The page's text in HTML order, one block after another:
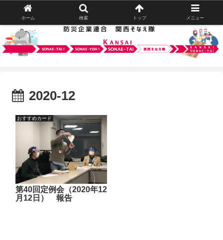
2020-12
おすすめカード
第40回定例会（2020年12
月12日） 報告
ホーム 検索 トップ メニュー